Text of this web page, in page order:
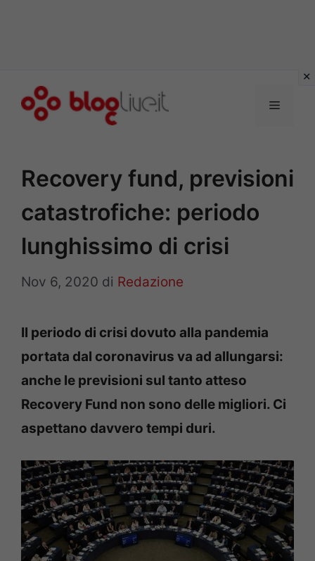
Menu
Recovery fund, previsioni
catastrofiche: periodo
lunghissimo di crisi
Nov 6, 2020 di Redazione
Il periodo di crisi dovuto alla pandemia
portata dal coronavirus va ad allungarsi:
anche le previsioni sul tanto atteso
Recovery Fund non sono delle migliori. Ci
aspettano davvero tempi duri.